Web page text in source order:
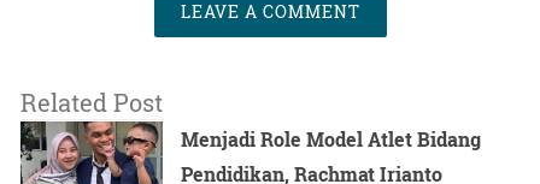
LEAVE A COMMENT
Related Post
Menjadi Role Model Atlet Bidang
Pendidikan, Rachmat Irianto